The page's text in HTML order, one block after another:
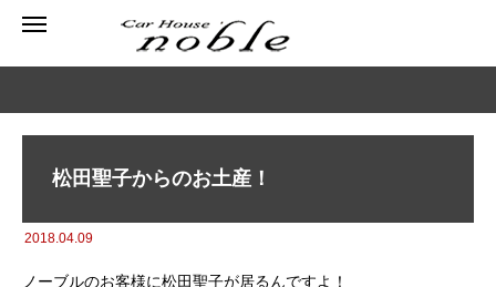
松田聖子からのお土産！
2018.04.09
ノーブルのお客様に松田聖子が居るんですよ！